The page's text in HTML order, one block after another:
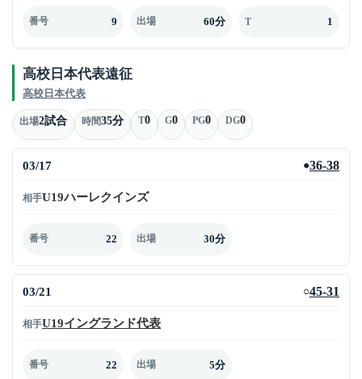
番号 9 出場 60分 T 1
高校日本代表遠征
高校日本代表
出場2試合 時間35分 T0 G0 PG0 DG0
03/17 ●36-38
相手U19ハーレクインズ
番号 22 出場 30分
03/21 ○45-31
相手U19イングランド代表
番号 22 出場 5分